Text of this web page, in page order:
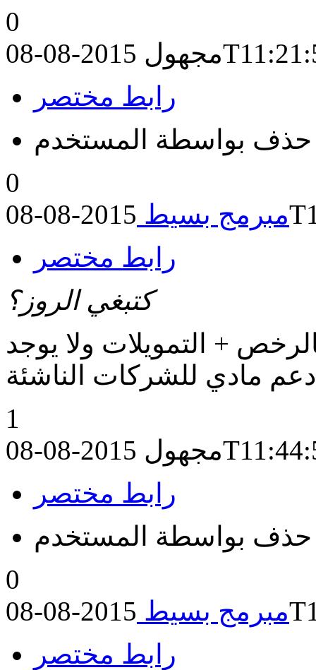
0
مجهول2015-08-
رابط مختصر
حذف بواسطة المستخدم
0
مبرمج بسيط
رابط مختصر
كتبغي الروز؟
+ التمويلات ولا يوجد
1
مجهول2015-08-
رابط مختصر
حذف بواسطة المستخدم
0
مبرمج بسيط
رابط مختصر